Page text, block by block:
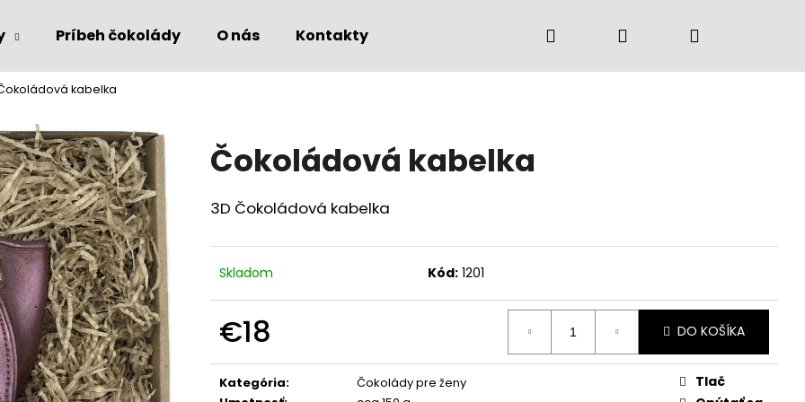
Príbeh čokolády O nás Kontakty Hľadať Prihlásenie
kabelka
Čokoládová kabelka
3D Čokoládová kabelka
Skladom Kód: 1201
€18
cena:
DO KOŠÍKA
Kategória:
Čokolády pre ženy
Tlač
Čo potrebujete nájsť?
HĽADAŤ
Odporúčame